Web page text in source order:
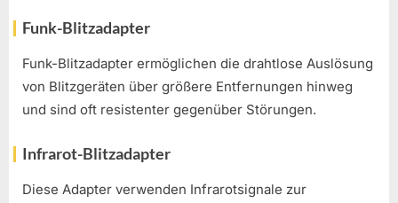
Funk-Blitzadapter
Funk-Blitzadapter ermöglichen die drahtlose Auslösung
von Blitzgeräten über größere Entfernungen hinweg
und sind oft resistenter gegenüber Störungen.
Infrarot-Blitzadapter
Diese Adapter verwenden Infrarotsignale zur